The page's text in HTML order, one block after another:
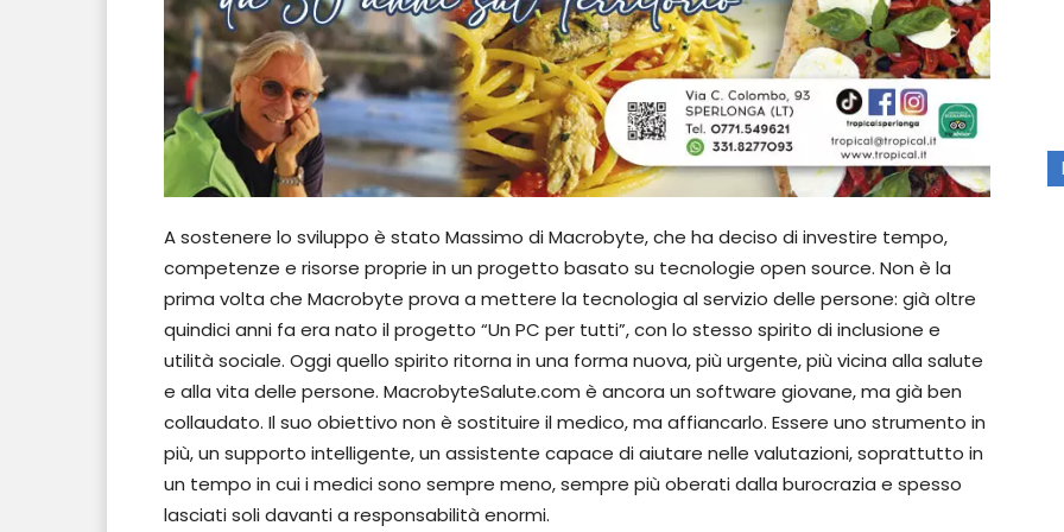
A sostenere lo sviluppo è stato Massimo di Macrobyte, che ha deciso di investire tempo,
competenze e risorse proprie in un progetto basato su tecnologie open source. Non è la
prima volta che Macrobyte prova a mettere la tecnologia al servizio delle persone: già oltre
quindici anni fa era nato il progetto “Un PC per tutti”, con lo stesso spirito di inclusione e
utilità sociale. Oggi quello spirito ritorna in una forma nuova, più urgente, più vicina alla salute
e alla vita delle persone. MacrobyteSalute.com è ancora un software giovane, ma già ben
collaudato. Il suo obiettivo non è sostituire il medico, ma affiancarlo. Essere uno strumento in
più, un supporto intelligente, un assistente capace di aiutare nelle valutazioni, soprattutto in
un tempo in cui i medici sono sempre meno, sempre più oberati dalla burocrazia e spesso
lasciati soli davanti a responsabilità enormi.